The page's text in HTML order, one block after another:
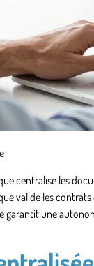
centralise les
valide les
garantit une